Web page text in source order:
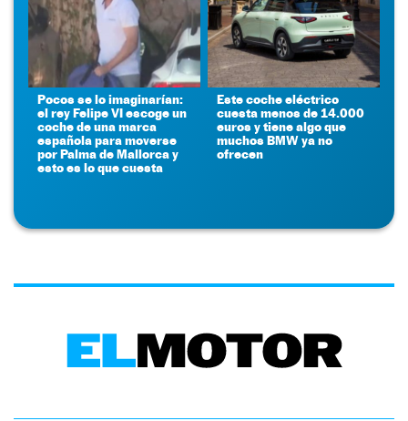
Pocos se lo imaginarían:
el rey Felipe VI escoge un
coche de una marca
española para moverse
por Palma de Mallorca y
esto es lo que cuesta
Este coche eléctrico
cuesta menos de 14.000
euros y tiene algo que
muchos BMW ya no
ofrecen